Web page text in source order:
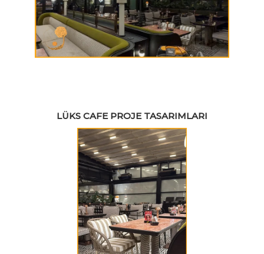
LÜKS CAFE PROJE TASARIMLARI